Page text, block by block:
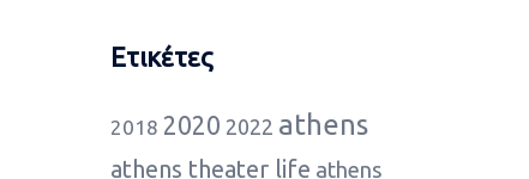
Ετικέτες
2018 2020 2022 athens
athens theater life athens